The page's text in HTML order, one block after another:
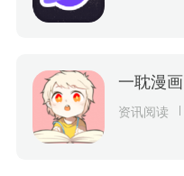
一耽漫画
资讯阅读